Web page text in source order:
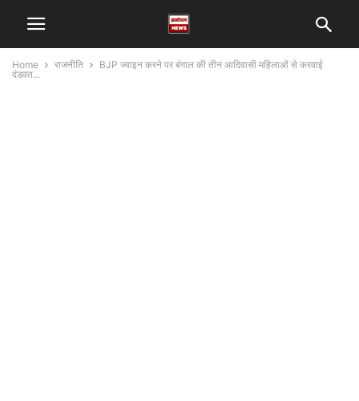
Home राजनीति
BJP ज्वाइन करने पर बंगाल की तीन आदिवासी महिलाओं से करवाई
दंडवत...